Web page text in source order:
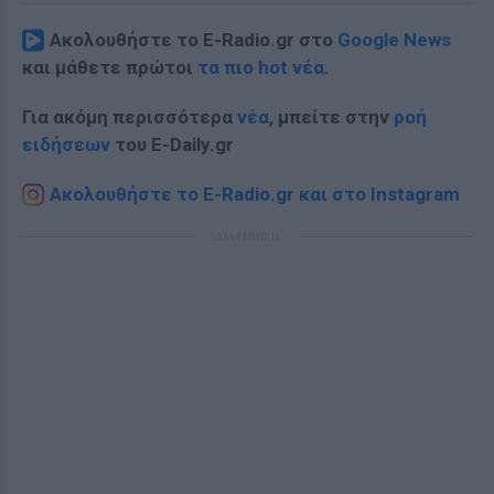
Ακολουθήστε το E-Radio.gr στο Google News
και μάθετε πρώτοι τα πιο hot νέα.
Για ακόμη περισσότερα νέα, μπείτε στην ροή
ειδήσεων του E-Daily.gr
Ακολουθήστε το E-Radio.gr και στο Instagram